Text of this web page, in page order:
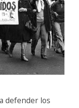
defender los